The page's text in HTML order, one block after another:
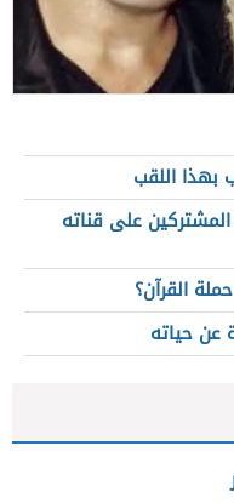
بهذا اللقب
على قناته
القرآن؟
حياته